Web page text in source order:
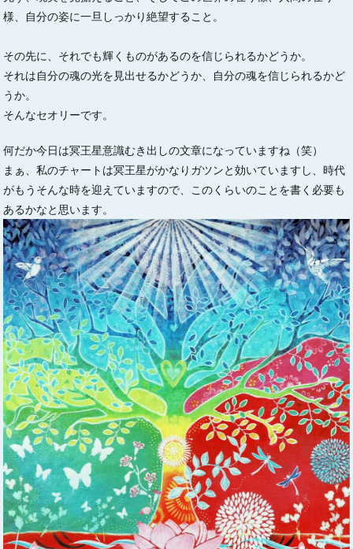
様、自分の姿に一旦しっかり絶望すること。
その先に、それでも輝くものがあるのを信じられるかどうか。
それは自分の魂の光を見出せるかどうか、自分の魂を信じられるかど
うか。
そんなセオリーです。
何だか今日は冥王星意識むき出しの文章になっていますね（笑）
まぁ、私のチャートは冥王星がかなりガツンと効いていますし、時代
がもうそんな時を迎えていますので、このくらいのことを書く必要も
あるかなと思います。